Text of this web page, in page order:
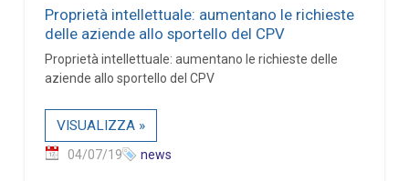
Proprietà intellettuale: aumentano le richieste
delle aziende allo sportello del CPV
Proprietà intellettuale: aumentano le richieste delle
aziende allo sportello del CPV
VISUALIZZA »
04/07/19 news